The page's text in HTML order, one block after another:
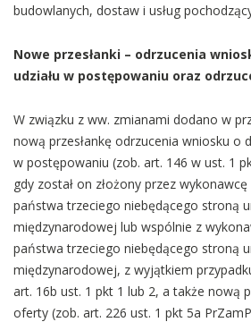
budowlanych, dostaw i usług
Nowe przesłanki – odrzucenia
udziału w postępowaniu oraz
W związku z ww. zmianami dodano w
nową przesłankę odrzucenia wniosku o
w postępowaniu (zob. art. 146 w ust. 1
gdy został on złożony przez
państwa trzeciego niebędącego stroną
międzynarodowej lub wspólnie z
państwa trzeciego niebędącego stroną
międzynarodowej, z wyjątkiem
art. 16b ust. 1 pkt 1 lub 2, a także nową
oferty (zob. art. 226 ust. 1 pkt 5a